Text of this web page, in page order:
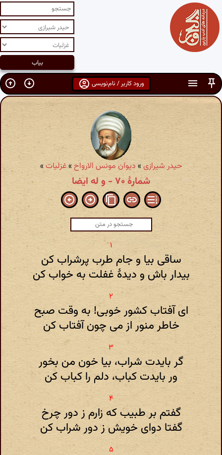
ورود کاربر / نام‌نویسی
حیدر شیرازی »دیوان مونس الارواح»غزلیات »
شمارهٔ ۷۰ - و له ایضا
ساقی بیا و جام طرب پرشراب کن
بیدار باش و دیدهٔ غفلت به خواب کن
ای آفتاب کشور خوبی! به وقت صبح
خاطر منور از می چون آفتاب کن
گر بایدت شراب، بیا خون من بخور
ور بایدت کباب، دلم را کباب کن
گفتم بر طبیب که زارم ز دور چرخ
گفتا دوای خویش ز دور شراب کن